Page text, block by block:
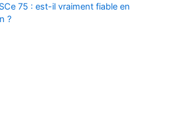
75 : est-il vraiment fiable en
?